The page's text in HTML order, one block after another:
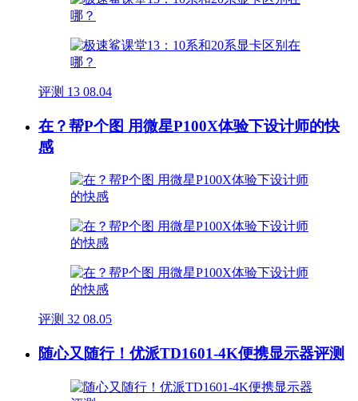
评测 13 08.04
在？帮P个图 用微星P100X体验下设计师的快
感
评测 32 08.05
随心又随行！优派TD1601-4K便携显示器评测